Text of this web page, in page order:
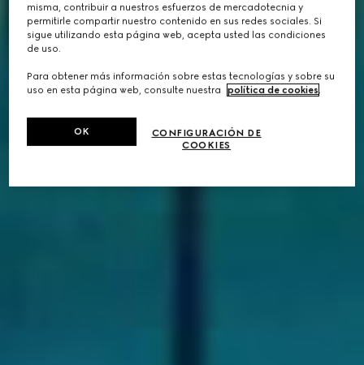
misma, contribuir a nuestros esfuerzos de mercadotecnia y
permitirle compartir nuestro contenido en sus redes sociales. Si
sigue utilizando esta página web, acepta usted las condiciones
de uso.
Para obtener más información sobre estas tecnologías y sobre su
uso en esta página web, consulte nuestra
política de cookies
CONFIGURACIÓN DE
COOKIES
OK